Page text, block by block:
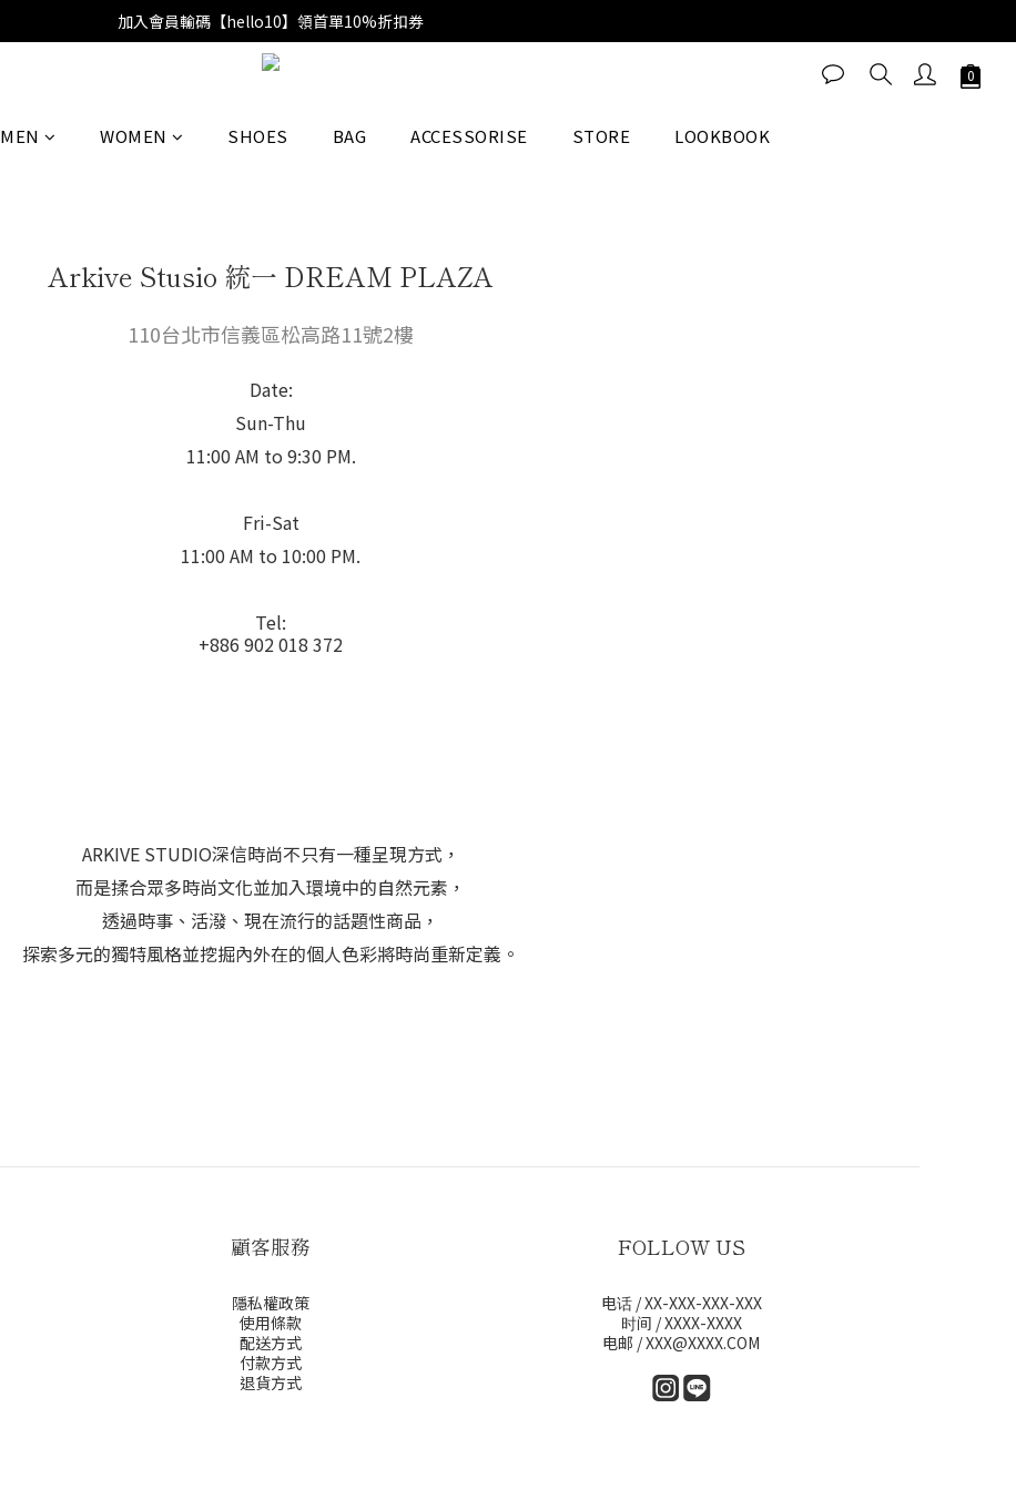
加入會員輸碼【hello10】領首單10%折扣券
MEN WOMEN SHOES BAG ACCESSORISE STORE LOOKBOOK
Arkive Stusio 統一 DREAM PLAZA
110台北市信義區松高路11號2樓
Date:
Sun-Thu
11:00 AM to 9:30 PM.
Fri-Sat
11:00 AM to 10:00 PM.
Tel:
+886 902 018 372
ARKIVE STUDIO深信時尚不只有一種呈現方式，
而是揉合眾多時尚文化並加入環境中的自然元素，
透過時事、活潑、現在流行的話題性商品，
探索多元的獨特風格並挖掘內外在的個人色彩將時尚重新定義。
顧客服務
隱私權政策
使用條款
配送方式
付款方式
退貨方式
FOLLOW US
电话 / XX-XXX-XXX-XXX
时间 / XXXX-XXXX
电邮 / XXX@XXXX.COM